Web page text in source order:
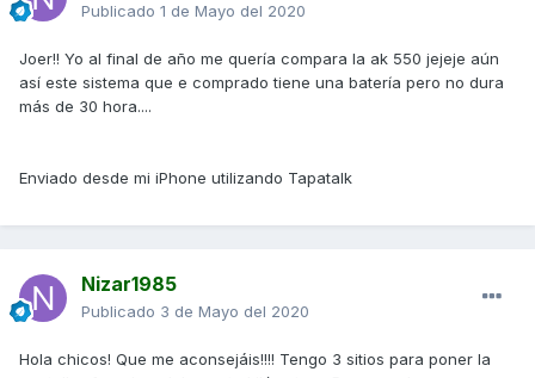
Publicado 1 de Mayo del 2020
Joer!! Yo al final de año me quería compara la ak 550 jejeje aún
así este sistema que e comprado tiene una batería pero no dura
más de 30 hora....
Enviado desde mi iPhone utilizando Tapatalk
Nizar1985
Publicado 3 de Mayo del 2020
Hola chicos! Que me aconsejáis!!!! Tengo 3 sitios para poner la